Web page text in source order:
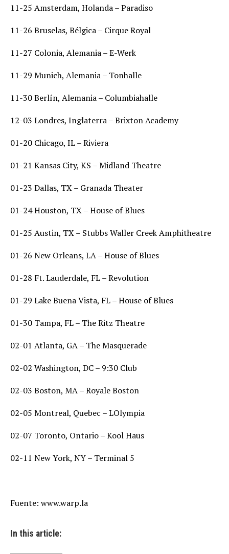
11-25 Amsterdam, Holanda – Paradiso
11-26 Bruselas, Bélgica – Cirque Royal
11-27 Colonia, Alemania – E-Werk
11-29 Munich, Alemania – Tonhalle
11-30 Berlín, Alemania – Columbiahalle
12-03 Londres, Inglaterra – Brixton Academy
01-20 Chicago, IL – Riviera
01-21 Kansas City, KS – Midland Theatre
01-23 Dallas, TX – Granada Theater
01-24 Houston, TX – House of Blues
01-25 Austin, TX – Stubbs Waller Creek Amphitheatre
01-26 New Orleans, LA – House of Blues
01-28 Ft. Lauderdale, FL – Revolution
01-29 Lake Buena Vista, FL – House of Blues
01-30 Tampa, FL – The Ritz Theatre
02-01 Atlanta, GA – The Masquerade
02-02 Washington, DC – 9:30 Club
02-03 Boston, MA – Royale Boston
02-05 Montreal, Quebec – LOlympia
02-07 Toronto, Ontario – Kool Haus
02-11 New York, NY – Terminal 5
Fuente: www.warp.la
In this article: